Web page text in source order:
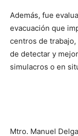
Además, fue
evacuación que
centros de
de detectar y
simulacros o en
Mtro. Manuel